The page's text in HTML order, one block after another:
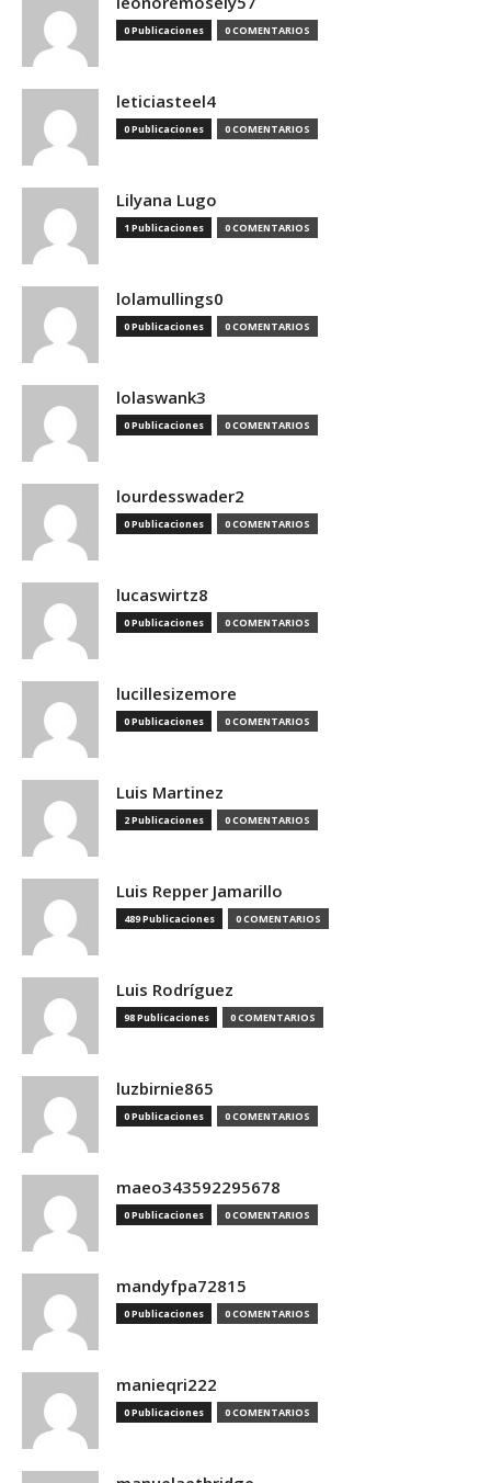
0 Publicaciones 0 COMENTARIOS
leticiasteel4
0 Publicaciones 0 COMENTARIOS
Lilyana Lugo
1 Publicaciones 0 COMENTARIOS
lolamullings0
0 Publicaciones 0 COMENTARIOS
lolaswank3
0 Publicaciones 0 COMENTARIOS
lourdesswader2
0 Publicaciones 0 COMENTARIOS
lucaswirtz8
0 Publicaciones 0 COMENTARIOS
lucillesizemore
0 Publicaciones 0 COMENTARIOS
Luis Martinez
2 Publicaciones 0 COMENTARIOS
Luis Repper Jamarillo
489 Publicaciones 0 COMENTARIOS
Luis Rodríguez
98 Publicaciones 0 COMENTARIOS
luzbirnie865
0 Publicaciones 0 COMENTARIOS
maeo343592295678
0 Publicaciones 0 COMENTARIOS
mandyfpa72815
0 Publicaciones 0 COMENTARIOS
manieqri222
0 Publicaciones 0 COMENTARIOS